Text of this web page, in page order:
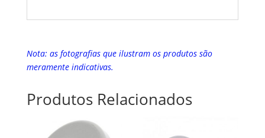
Nota: as fotografias que ilustram os produtos são
meramente indicativas.
Produtos Relacionados